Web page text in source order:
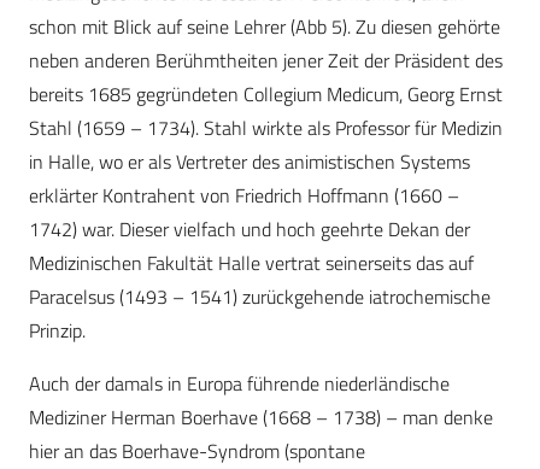
schon mit Blick auf seine Lehrer (Abb 5). Zu diesen gehörte
neben anderen Berühmtheiten jener Zeit der Präsident des
bereits 1685 gegründeten Collegium Medicum, Georg Ernst
Stahl (1659 – 1734). Stahl wirkte als Professor für Medizin
in Halle, wo er als Vertreter des animistischen Systems
erklärter Kontrahent von Friedrich Hoffmann (1660 –
1742) war. Dieser vielfach und hoch geehrte Dekan der
Medizinischen Fakultät Halle vertrat seinerseits das auf
Paracelsus (1493 – 1541) zurückgehende iatrochemische
Prinzip.
Auch der damals in Europa führende niederländische
Mediziner Herman Boerhave (1668 – 1738) – man denke
hier an das Boerhave-Syndrom (spontane